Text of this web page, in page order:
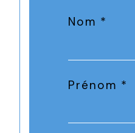
Nom *
Prénom *